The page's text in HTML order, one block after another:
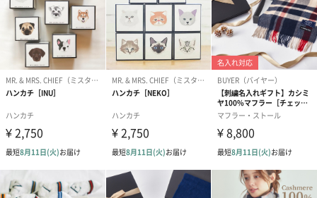
写真付きメッセージカ
ード（680円）
写真付きメッセージカ
ード（Thank you）ピ
ンク（680円）
【誕生日】
Birthday ホワ
刷なし）（